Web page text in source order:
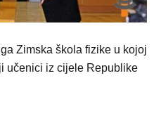
Zimska škola fizike u kojoj
učenici iz cijele Republike